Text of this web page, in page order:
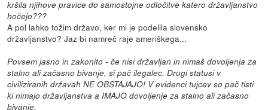
kršila njihove pravice do samostojne odločitve katero državljanstvo
hočejo???
A pol lahko tožim državo, ker mi je podelila slovensko
državljanstvo? Jaz bi namreč raje ameriškega...
Povsem jasno in zakonito - če nisi državljan in nimaš dovoljenja za
stalno ali začasno bivanje, si pač ilegalec. Drugi statusi v
civiliziranih državah NE OBSTAJAJO! V evidenci tujcev so pač tisti
ki nimajo državljanstva a IMAJO dovoljenje za stalno ali začasno
bivanje.